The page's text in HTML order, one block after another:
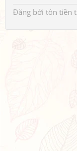
Đăng bởi tôn tiền